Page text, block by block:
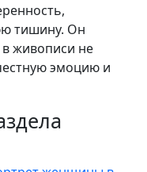
тишину. Он
живописи не
эмоцию и